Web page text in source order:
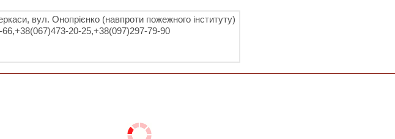
вул. Онопрієнко (навпроти пожежного інституту)
20-25,+38(097)297-79-90